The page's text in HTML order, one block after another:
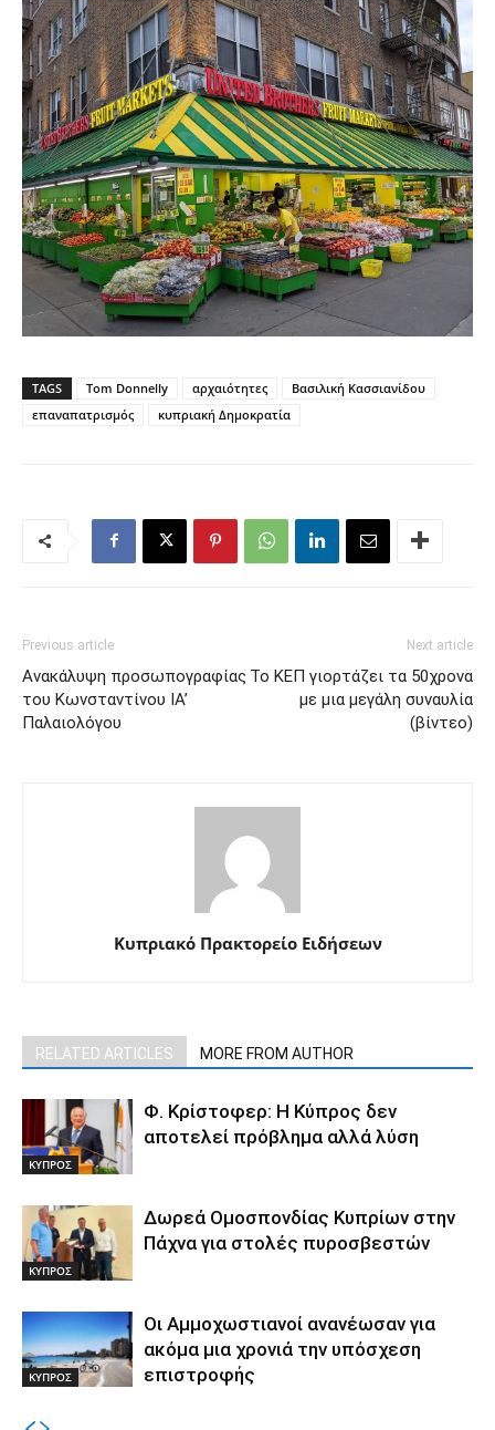
TAGS Tom Donnelly αρχαιότητες
Βασιλική Κασσιανίδου
επαναπατρισμός
κυπριακή Δημοκρατία
Previous article
Ανακάλυψη προσωπογραφίας
του Κωνσταντίνου ΙΑ’
Παλαιολόγου
Next article
Το ΚΕΠ γιορτάζει τα 50χρονα
με μια μεγάλη συναυλία
(βίντεο)
Κυπριακό Πρακτορείο Ειδήσεων
RELATED ARTICLES MORE FROM AUTHOR
ΚΥΠΡΟΣ
Φ. Κρίστοφερ: Η Κύπρος δεν
αποτελεί πρόβλημα αλλά λύση
ΚΥΠΡΟΣ
Δωρεά Ομοσπονδίας Κυπρίων στην
Πάχνα για στολές πυροσβεστών
ΚΥΠΡΟΣ
Οι Αμμοχωστιανοί ανανέωσαν για
ακόμα μια χρονιά την υπόσχεση
επιστροφής